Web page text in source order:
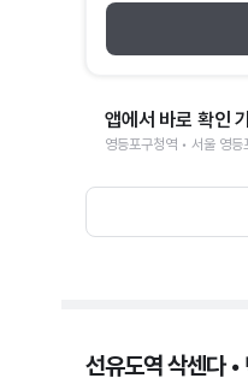
앱에서 바로 확인
영등포구청역 • 서울 영
선유도역 삭센다 •